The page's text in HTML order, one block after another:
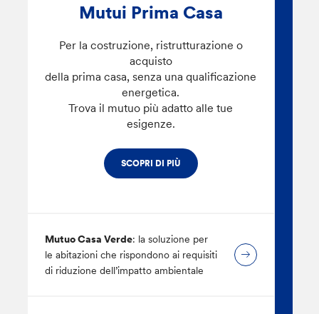
Mutui Prima Casa
Per la costruzione, ristrutturazione o
acquisto
della prima casa, senza una qualificazione
energetica.
Trova il mutuo più adatto alle tue
esigenze.
SCOPRI DI PIÙ
Mutuo Casa Verde: la soluzione per
le abitazioni che rispondono ai requisiti
di riduzione dell’impatto ambientale